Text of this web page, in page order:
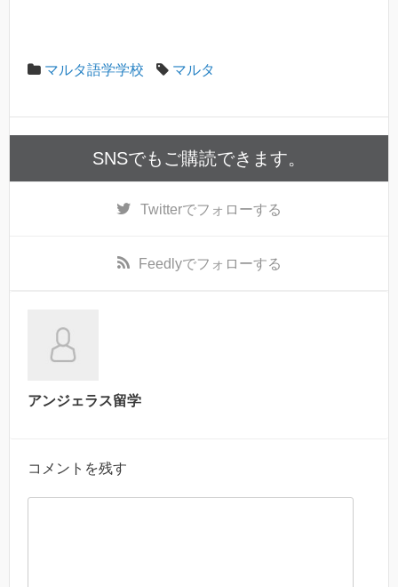
マルタ語学学校 マルタ
SNSでもご購読できます。
Twitterでフォローする
Feedlyでフォローする
アンジェラス留学
コメントを残す